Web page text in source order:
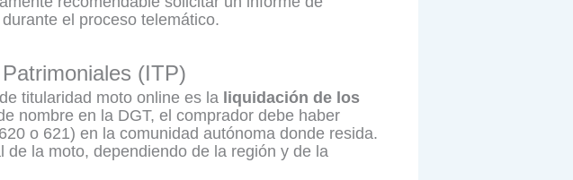
el proceso telemático.
(ITP)
titularidad moto online es la liquidación de los
nombre en la DGT, el comprador debe haber
o 621) en la comunidad autónoma donde resida.
la moto, dependiendo de la región y de la